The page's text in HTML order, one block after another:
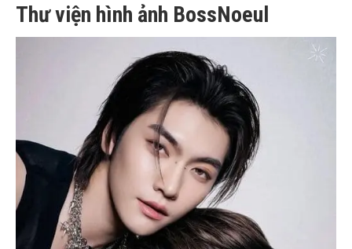
Thư viện hình ảnh BossNoeul